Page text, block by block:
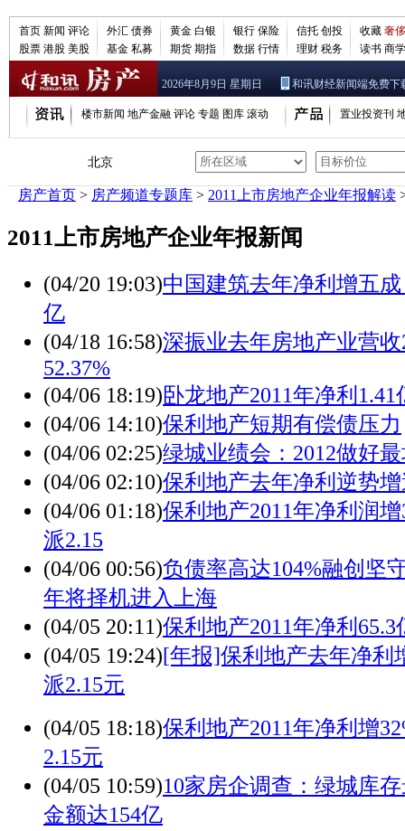
首页 新闻 评论
股票 港股 美股
外汇 债券
基金 私募
黄金 白银
期货 期指
银行 保险
数据 行情
信托 创投
理财 税务
收藏 奢
读书 商
2026年8月9日 星期日 和讯财经新闻端免费下
楼市新闻 地产金融 评论 专题 图库 滚动 置业投资刊
北京
房产首页 > 房产频道专题库 > 2011上市房地产企业年报解读
2011上市房地产企业年报新闻
(04/20 19:03)中国建筑去年净利增五
亿
(04/18 16:58)深振业去年房地产业营
52.37%
(04/06 18:19)卧龙地产2011年净利1.41
(04/06 14:10)保利地产短期有偿债压力
(04/06 02:25)绿城业绩会：2012做好
(04/06 02:10)保利地产去年净利逆势
(04/06 01:18)保利地产2011年净利润增
派2.15
(04/06 00:56)负债率高达104%融创坚
年将择机进入上海
(04/05 20:11)保利地产2011年净利65.3
(04/05 19:24)[年报]保利地产去年净利
派2.15元
(04/05 18:18)保利地产2011年净利增
2.15元
(04/05 10:59)10家房企调查：绿城库
金额达154亿